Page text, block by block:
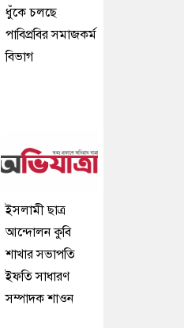
ধুঁকে চলছে
পাবিপ্রবির সমাজকর্ম
বিভাগ
ইসলামী ছাত্র
আন্দোলন কুবি
শাখার সভাপতি
ইফতি সাধারণ
সম্পাদক শাওন